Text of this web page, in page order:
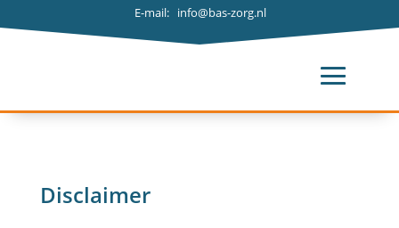
E-mail: info@bas-zorg.nl
Disclaimer